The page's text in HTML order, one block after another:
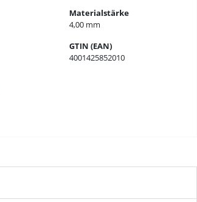
Materialstärke
4,00 mm
GTIN (EAN)
4001425852010